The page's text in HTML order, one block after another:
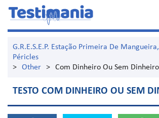
G.R.E.S.E.P. Estação Primeira De
Péricles
>
Other > Com Dinheiro Ou Sem
TESTO COM DINHEIRO OU SEM